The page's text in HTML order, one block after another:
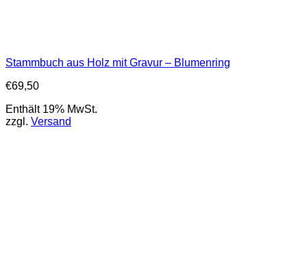
Stammbuch aus Holz mit Gravur – Blumenring
€69,50
Enthält 19% MwSt.
zzgl. Versand